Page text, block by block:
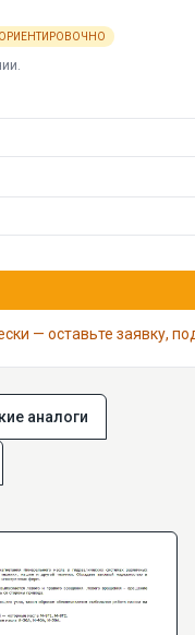
ОРИЕНТИРОВОЧНО
— оставьте заявку,
аналоги